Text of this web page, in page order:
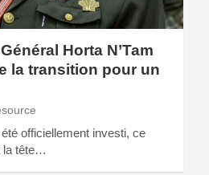
Horta N’Tam
la transition pour un
officiellement investi, ce
la tête…